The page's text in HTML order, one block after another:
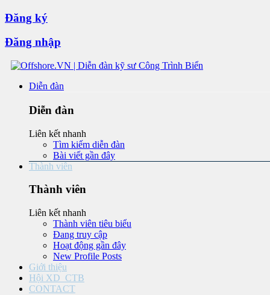
Đăng ký
Đăng nhập
Diễn đàn
Diễn đàn
Liên kết nhanh
Tìm kiếm diễn đàn
Bài viết gần đây
Thành viên
Thành viên
Liên kết nhanh
Thành viên tiêu biểu
Đang truy cập
Hoạt động gần đây
New Profile Posts
Giới thiệu
Hội XD_CTB
CONTACT